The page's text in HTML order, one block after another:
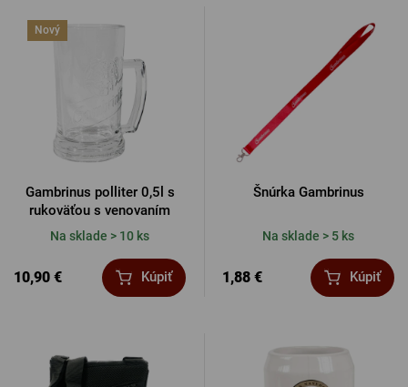
Nový
Gambrinus polliter 0,5l s
rukoväťou s venovaním
Na sklade > 10 ks
10,90 € Kúpiť
Šnúrka Gambrinus
Na sklade > 5 ks
1,88 € Kúpiť